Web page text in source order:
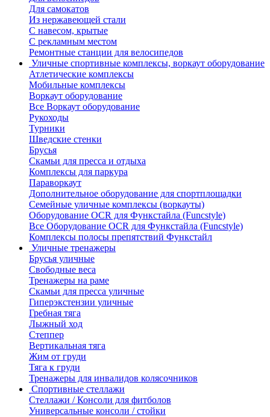
Для самокатов
Из нержавеющей стали
С навесом, крытые
С рекламным местом
Ремонтные станции для велосипедов
Уличные спортивные комплексы, воркаут оборудование
Атлетические комплексы
Мобильные комплексы
Воркаут оборудование
Все Воркаут оборудование
Рукоходы
Турники
Шведские стенки
Брусья
Скамьи для пресса и отдыха
Комплексы для паркура
Параворкаут
Дополнительное оборудование для спортплощадки
Семейные уличные комплексы (воркауты)
Оборудование OCR для Функстайла (Funcstyle)
Все Оборудование OCR для Функстайла (Funcstyle)
Комплексы полосы препятствий Функстайл
Уличные тренажеры
Брусья уличные
Свободные веса
Тренажеры на раме
Скамьи для пресса уличные
Гиперэкстензии уличные
Гребная тяга
Лыжный ход
Степпер
Вертикальная тяга
Жим от груди
Тяга к груди
Тренажеры для инвалидов колясочников
Спортивные стеллажи
Стеллажи / Консоли для фитболов
Универсальные консоли / стойки